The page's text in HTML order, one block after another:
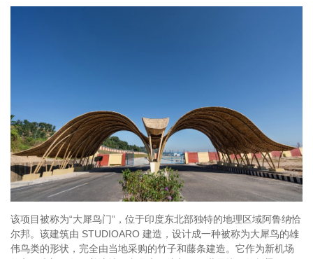
该项目被称为“大犀鸟门”，位于印度东北部独特的地理区域阿鲁纳恰
尔邦。该建筑由 STUDIOARO 建造，设计成一种被称为大犀鸟的雄
伟鸟类的形状，完全由当地采购的竹子和藤条建造。它作为新机场